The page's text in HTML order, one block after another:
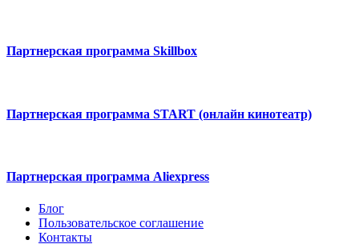
Партнерская программа Skillbox
Партнерская программа START (онлайн кинотеатр)
Партнерская программа Aliexpress
Блог
Пользовательское соглашение
Контакты